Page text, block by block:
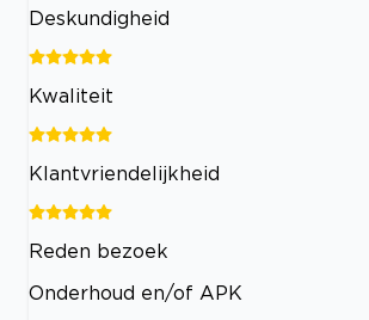
Deskundigheid
Kwaliteit
Klantvriendelijkheid
Reden bezoek
Onderhoud en/of APK